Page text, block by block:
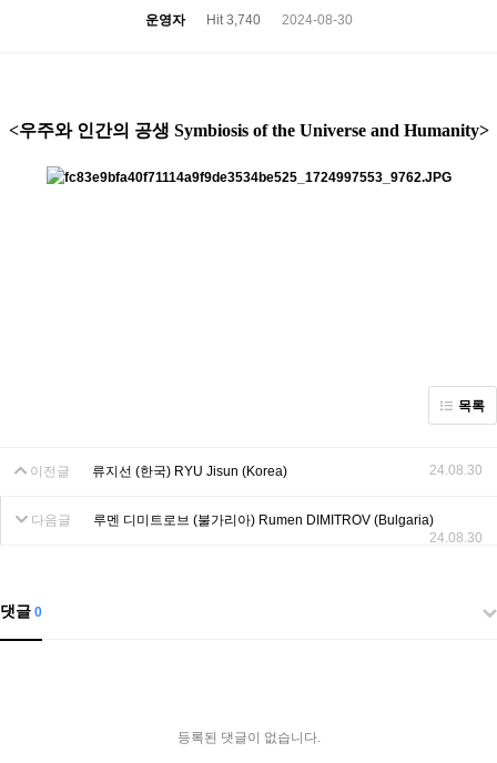
운영자 Hit 3,740 2024-08-30
<우주와 인간의 공생 Symbiosis of the Universe and Humanity>
목록
이전글 류지선 (한국) RYU Jisun (Korea) 24.08.30
다음글
루멘 디미트로브 (불가리아) Rumen DIMITROV (Bulgaria)
24.08.30
댓글 0
등록된 댓글이 없습니다.